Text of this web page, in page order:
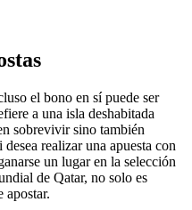
el bono en sí puede ser
a una isla deshabitada
sobrevivir sino también
realizar una apuesta con
un lugar en la selección
de Qatar, no solo es
apostar.